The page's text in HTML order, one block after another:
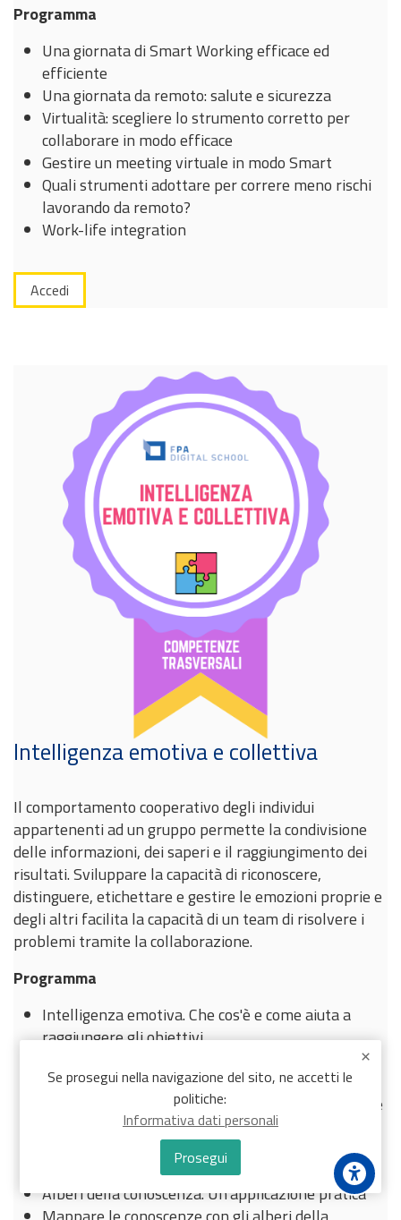
Programma
Una giornata di Smart Working efficace ed
efficiente
Una giornata da remoto: salute e sicurezza
Virtualità: scegliere lo strumento corretto per
collaborare in modo efficace
Gestire un meeting virtuale in modo Smart
Quali strumenti adottare per correre meno rischi
lavorando da remoto?
Work-life integration
Accedi
Intelligenza emotiva e collettiva
Il comportamento cooperativo degli individui
appartenenti ad un gruppo permette la condivisione
delle informazioni, dei saperi e il raggiungimento dei
risultati. Sviluppare la capacità di riconoscere,
distinguere, etichettare e gestire le emozioni proprie e
degli altri facilita la capacità di un team di risolvere i
problemi tramite la collaborazione.
Programma
Intelligenza emotiva. Che cos'è e come aiuta a
raggiungere gli obiettivi
L’intelligenza emotiva: perché serve in un mondo
digitale
Evoluzione dell’intelligenza collettiva. Conoscenze
distribuite, reti e collaborazione
Tre atteggiamenti e tre strumenti per
l'intelligenza collettiva
Alberi della conoscenza. Un'applicazione pratica
Se prosegui nella navigazione del sito, ne accetti le
politiche:
Informativa dati personali
Prosegui